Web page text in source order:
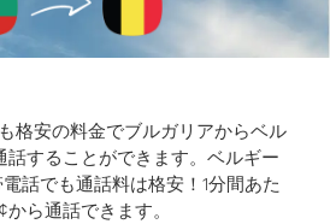
格安の料金でブルガリアからベル
することができます。 ベルギー
話でも通話料は格安！1分間あた
¢から通話できます。